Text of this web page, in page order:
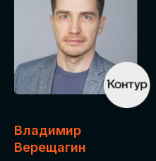
Владимир
Верещагин